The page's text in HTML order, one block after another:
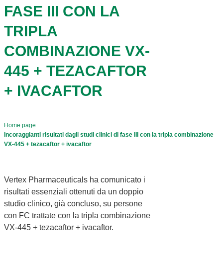
FASE III CON LA
TRIPLA
COMBINAZIONE VX-
445 + TEZACAFTOR
+ IVACAFTOR
Home page
Incoraggianti risultati dagli studi clinici di fase III con la tripla combinazione
VX-445 + tezacaftor + ivacaftor
Vertex Pharmaceuticals ha comunicato i
risultati essenziali ottenuti da un doppio
studio clinico, già concluso, su persone
con FC trattate con la tripla combinazione
VX-445 + tezacaftor + ivacaftor.